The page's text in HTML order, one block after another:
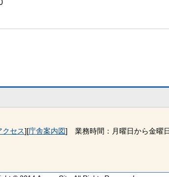
クセス][庁舎案内図] 業務時間：月曜日から金曜